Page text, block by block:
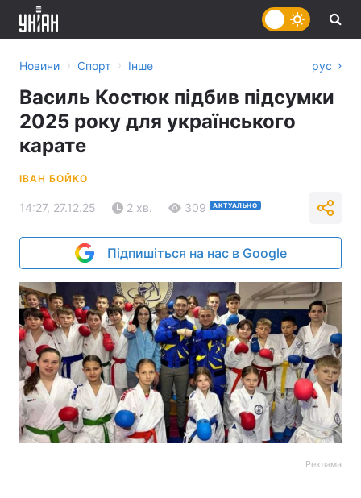
Новини › Спорт › Інше рус
Василь Костюк підбив підсумки
2025 року для українського
карате
ІВАН БОЙКО
14:27, 27.12.25 2 хв. 309 АКТУАЛЬНО
Підпишіться на нас в Google
Реклама